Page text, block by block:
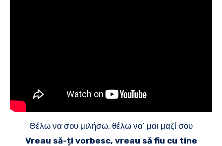
Θέλω να σου μιλήσω, θέλω να’ μαι μαζί σου
Vreau să-ți vorbesc, vreau să fiu cu tine